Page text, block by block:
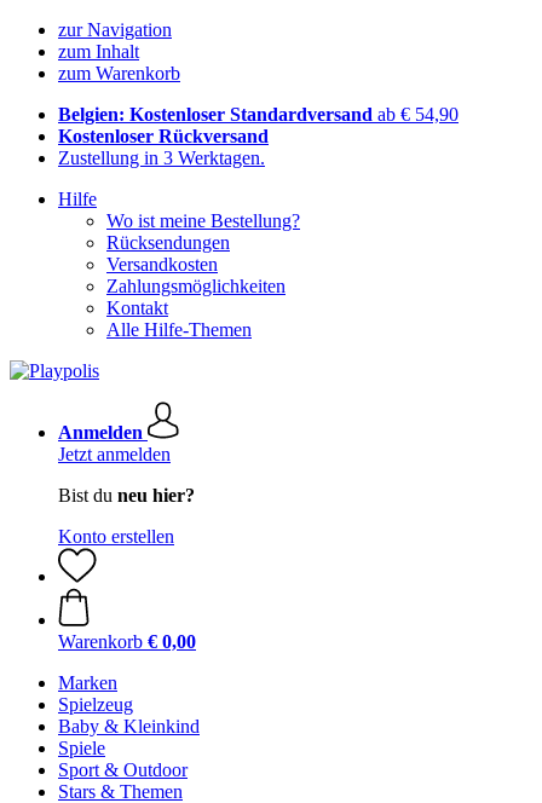
zur Navigation
zum Inhalt
zum Warenkorb
Belgien: Kostenloser Standardversand ab € 54,90
Kostenloser Rückversand
Zustellung in 3 Werktagen.
Hilfe
Wo ist meine Bestellung?
Rücksendungen
Versandkosten
Zahlungsmöglichkeiten
Kontakt
Alle Hilfe-Themen
Anmelden
Jetzt anmelden
Bist du neu hier?
Konto erstellen
Warenkorb € 0,00
Marken
Spielzeug
Baby & Kleinkind
Spiele
Sport & Outdoor
Stars & Themen